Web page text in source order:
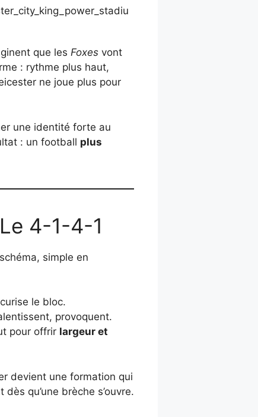
que les Foxes vont
: rythme plus haut,
ne joue plus pour
une identité forte au
: un football plus
4-1-4-1
simple en
le bloc.
provoquent.
pour offrir largeur et
devient une formation qui
qu’une brèche s’ouvre.